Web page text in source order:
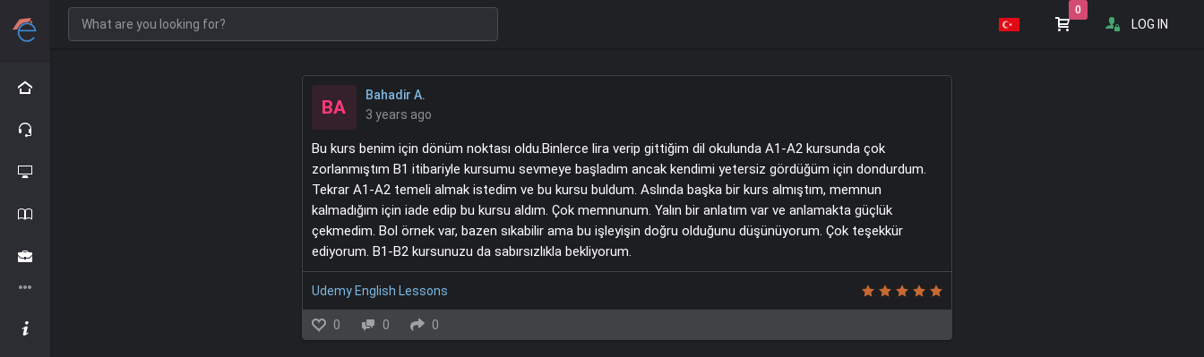
0
LOG IN
BA
Bahadir A.
3 years ago
Bu kurs benim için dönüm noktası oldu.Binlerce lira verip gittiğim dil okulunda A1-A2 kursunda çok
zorlanmıştım B1 itibariyle kursumu sevmeye başladım ancak kendimi yetersiz gördüğüm için dondurdum.
Tekrar A1-A2 temeli almak istedim ve bu kursu buldum. Aslında başka bir kurs almıştım, memnun
kalmadığım için iade edip bu kursu aldım. Çok memnunum. Yalın bir anlatım var ve anlamakta güçlük
çekmedim. Bol örnek var, bazen sıkabilir ama bu işleyişin doğru olduğunu düşünüyorum. Çok teşekkür
ediyorum. B1-B2 kursunuzu da sabırsızlıkla bekliyorum.
Udemy English Lessons
0 0 0